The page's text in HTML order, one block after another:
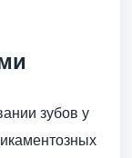
зубов у